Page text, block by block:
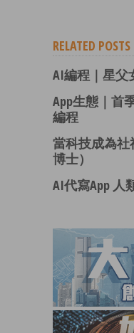
RELATED POSTS
AI編程｜星父
App生態｜首
編程
當科技成為
博士）
AI代寫App 人